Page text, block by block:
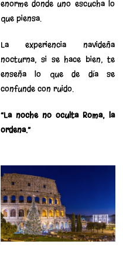
enorme donde uno escucha lo
que piensa.
La experiencia navideña
nocturna, si se hace bien, te
enseña lo que de día se
confunde con ruido.
“La noche no oculta Roma, la
ordena.”